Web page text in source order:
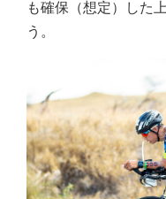
も確保（想定）した
う。